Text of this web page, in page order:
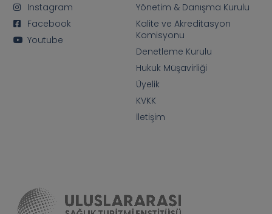
Yönetim & Danışma Kurulu
Kalite ve Akreditasyon
Komisyonu
Denetleme Kurulu
Hukuk Müşavirliği
Üyelik
KVKK
İletişim
Instagram
Facebook
Youtube